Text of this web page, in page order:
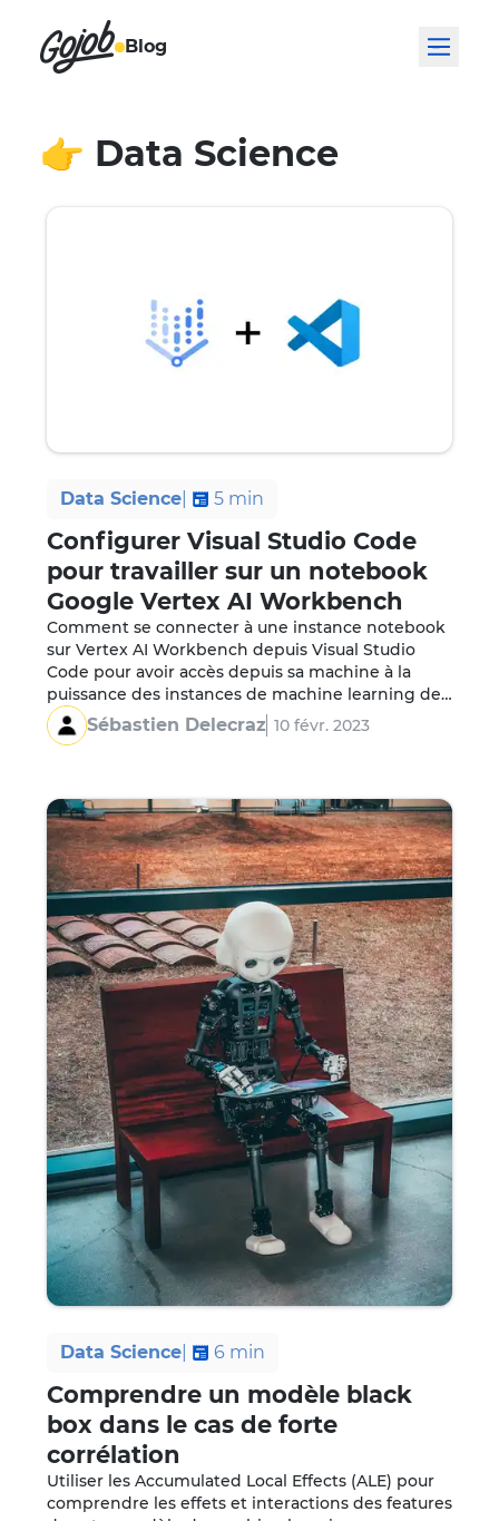
Blog
👉 Data Science
Data Science 5 min
Configurer Visual Studio Code
pour travailler sur un notebook
Google Vertex AI Workbench
Comment se connecter à une instance notebook
sur Vertex AI Workbench depuis Visual Studio
Code pour avoir accès depuis sa machine à la
puissance des instances de machine learning de
Google Cloud Platform.
machine learning proposé dans l'offre de service
cloud de…
Sébastien Delecraz 10 févr. 2023
Data Science 6 min
Comprendre un modèle black
box dans le cas de forte
corrélation
Utiliser les Accumulated Local Effects (ALE) pour
comprendre les effets et interactions des features